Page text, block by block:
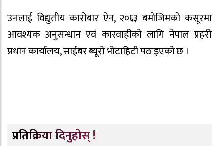
उनलाई विद्युतीय कारोबार ऐन, २०६३ बमोजिमको कसूरमा
आवश्यक अनुसन्धान एवं कारवाहीको लागि नेपाल प्रहरी
प्रधान कार्यालय, साईबर ब्यूरो भोटाहिटी पठाइएको छ ।
प्रतिक्रिया दिनुहोस् !